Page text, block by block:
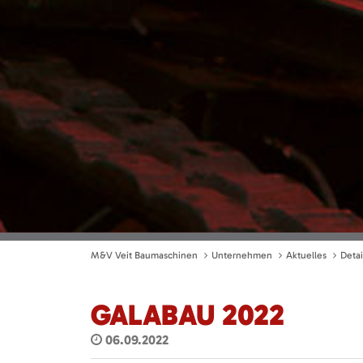
M&V Veit Baumaschinen Unternehmen Aktuelles
GALABAU 2022
06.09.2022